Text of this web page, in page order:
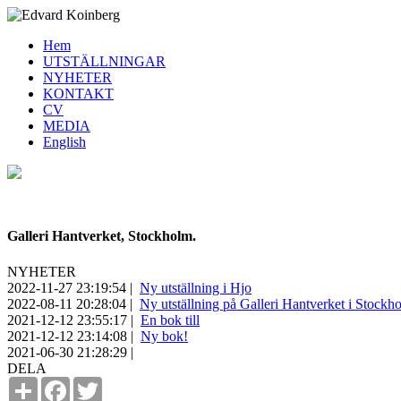
Hem
UTSTÄLLNINGAR
NYHETER
KONTAKT
CV
MEDIA
English
Galleri Hantverket, Stockholm.
NYHETER
2022-11-27 23:19:54 | Ny utställning i Hjo
2022-08-11 20:28:04 | Ny utställning på Galleri Hantverket i
2021-12-12 23:55:17 | En bok till
2021-12-12 23:14:08 | Ny bok!
2021-06-30 21:28:29 |
DELA
Share Facebook